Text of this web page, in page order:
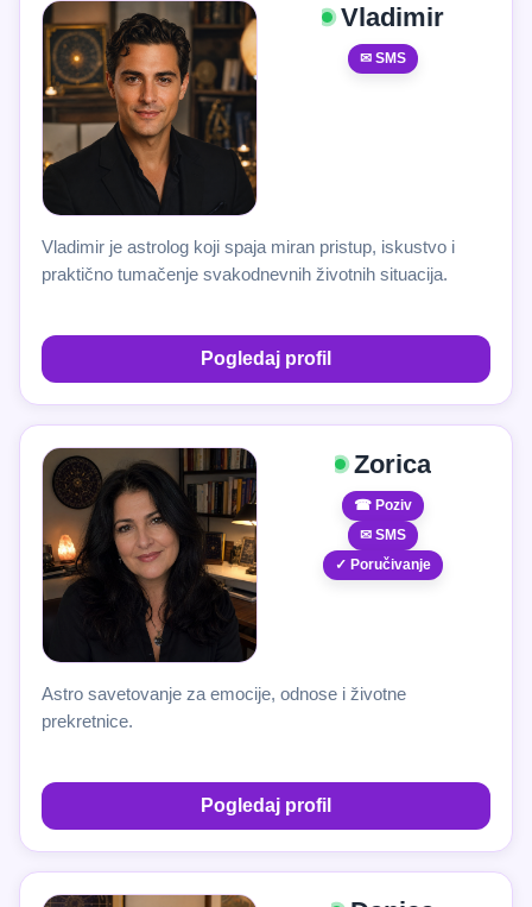
Vladimir
✉ SMS
Vladimir je astrolog koji spaja miran pristup, iskustvo i
praktično tumačenje svakodnevnih životnih situacija.
Pogledaj profil
Zorica
☎ Poziv
✉ SMS
✓ Poručivanje
Astro savetovanje za emocije, odnose i životne
prekretnice.
Pogledaj profil